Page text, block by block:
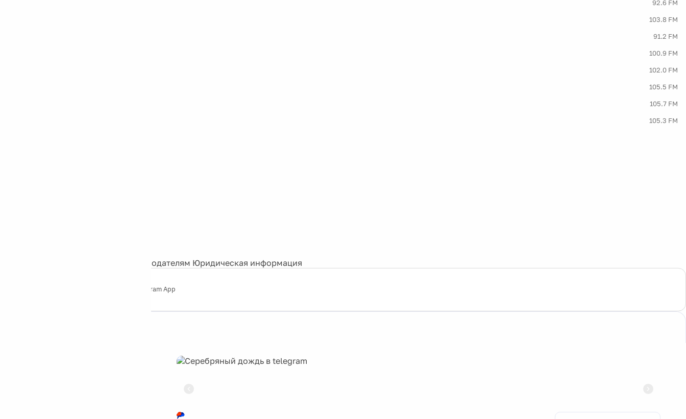
92.6 FM
103.8 FM
91.2 FM
100.9 FM
102.0 FM
105.5 FM
105.7 FM
105.3 FM
Рекламодателям Юридическая информация
Telegram App